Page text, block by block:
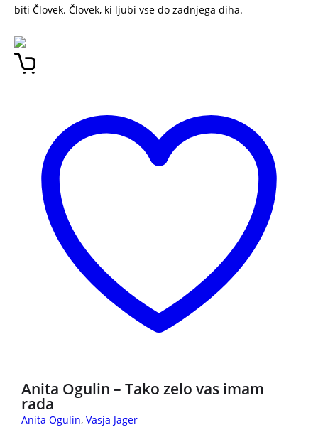
biti Človek. Človek, ki ljubi vse do zadnjega diha.
Anita Ogulin – Tako zelo vas imam
rada
Anita Ogulin, Vasja Jager